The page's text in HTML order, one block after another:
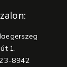
1.
8942